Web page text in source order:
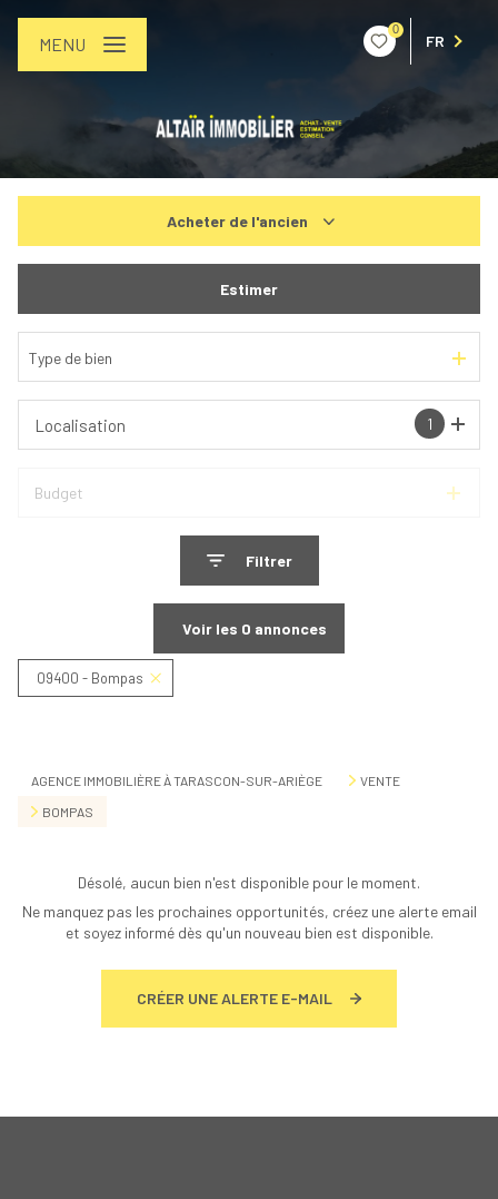
0
FR
MENU
Acheter de l'ancien
Estimer
Type de bien
1
Localisation
Budget
Filtrer
Voir les 0 annonces
09400 - Bompas
AGENCE IMMOBILIÈRE À TARASCON-SUR-ARIÈGE
VENTE
BOMPAS
Désolé, aucun bien n'est disponible pour le moment.
Ne manquez pas les prochaines opportunités, créez une alerte email
et soyez informé dès qu'un nouveau bien est disponible.
CRÉER UNE ALERTE E-MAIL